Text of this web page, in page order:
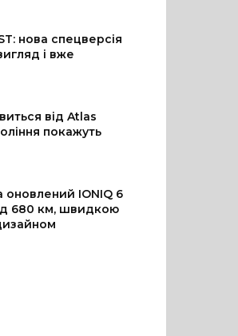
нова спецверсія
і вже
від Atlas
покажуть
оновлений IONIQ 6
680 км, швидкою